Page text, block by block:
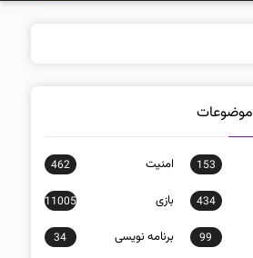
153 امنيت 462
434 بازی 11005
99 برنامه نويسی 34